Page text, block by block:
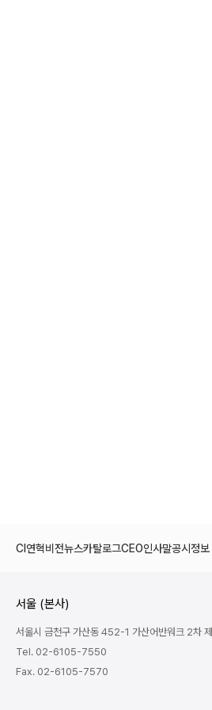
CI연혁비전뉴스카탈로그CEO인사말공시정보
서울 (본사)
서울시 금천구 가산동 452-1 가산어반워크 2차
Tel. 02-6105-7550
Fax. 02-6105-7570